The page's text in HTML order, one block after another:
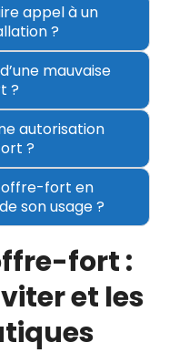
appel à un
?
mauvaise
?
autorisation
?
fort en
son usage ?
fort :
et les